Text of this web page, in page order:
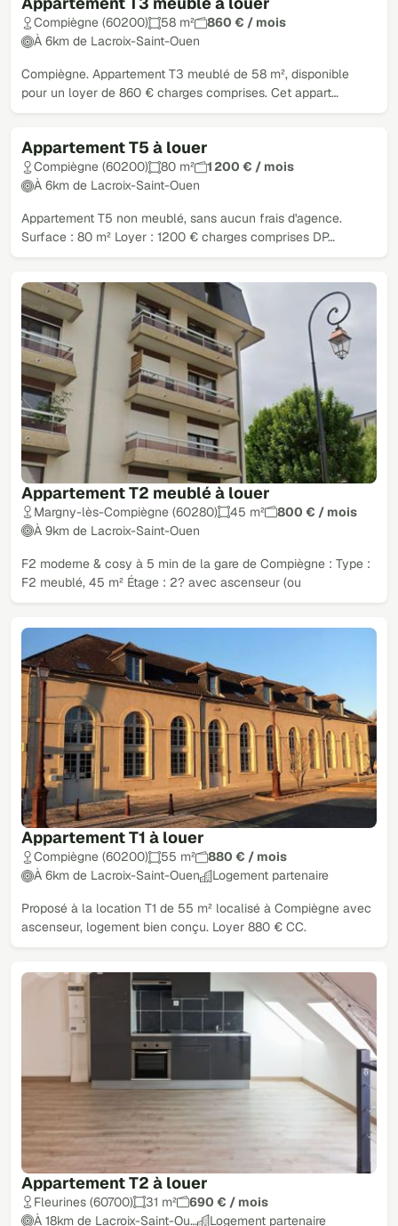
Compiègne (60200) 58 m²
860 € / mois
À 6km de Lacroix-Saint-Ouen
Compiègne. Appartement T3 meublé de 58 m², disponible
pour un loyer de 860 € charges comprises. Cet appart…
Appartement T5 à louer
Compiègne (60200) 80 m²
1 200 € / mois
À 6km de Lacroix-Saint-Ouen
Appartement T5 non meublé, sans aucun frais d'agence.
Surface : 80 m² Loyer : 1200 € charges comprises DP…
Appartement T2 meublé à louer
Margny-lès-Compiègne (60280) 45 m²
800 € / mois
À 9km de Lacroix-Saint-Ouen
F2 moderne & cosy à 5 min de la gare de Compiègne : Type :
F2 meublé, 45 m² Étage : 2? avec ascenseur (ou
Appartement T1 à louer
Compiègne (60200) 55 m²
880 € / mois
À 6km de Lacroix-Saint-Ouen
Logement partenaire
Proposé à la location T1 de 55 m² localisé à Compiègne avec
ascenseur, logement bien conçu. Loyer 880 € CC.
Appartement T2 à louer
Fleurines (60700) 31 m²
690 € / mois
À 18km de Lacroix-Saint-Ou…
Logement partenaire